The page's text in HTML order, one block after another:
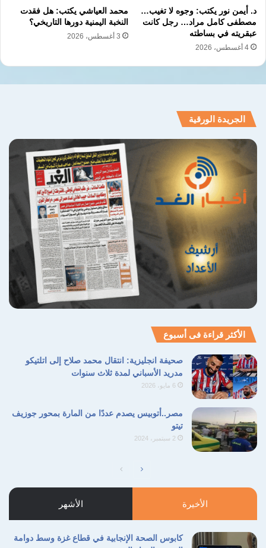
وغدا لناظره قريب ،وحين تنقشع الغبار وتنكشف
الحقائق ، سيبقي اصحاب المواقف ثابتين في
اماكنهم ، اما اصحاب الحسابات الضيقة
فسيحاكمهم التاريخ قبل ان يحاكمهم الناس..
نسخ الرابط
د. أيمن نور يكتب: وجوه لا تغيب…
مصطفى كامل مراد… رجل كانت
عبقريته في بساطته
4 أغسطس، 2026
محمد العياشي يكتب: هل فقدت
النخبة اليمنية دورها التاريخي؟
3 أغسطس، 2026
الجريدة الورقية
الأكثر قراءة فى أسبوع
صحيفة انجليزية: انتقال محمد صلاح إلى اتلتيكو
مدريد الأسباني لمدة ثلاث سنوات
6 مايو، 2026
مصر..أتوبيس يصدم عددًا من المارة بمحور جوزيف
تيتو
2 سبتمبر، 2024
الصفحةالصفحة
الأخيرة الأشهر
كابوس الصحة الإنجابية في قطاع غزة وسط دوامة